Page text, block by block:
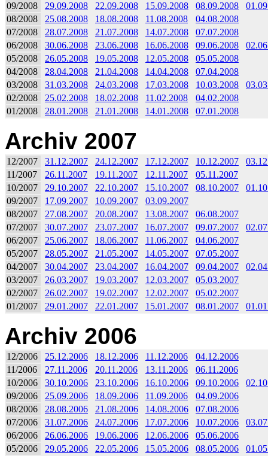
09/2008
29.09.2008 22.09.2008 15.09.2008 08.09.2008
08/2008
25.08.2008 18.08.2008 11.08.2008
04.08.2008
07/2008
28.07.2008 21.07.2008 14.07.2008
07.07.2008
06/2008
30.06.2008 23.06.2008 16.06.2008 09.06.2008
05/2008
26.05.2008 19.05.2008 12.05.2008
05.05.2008
04/2008
28.04.2008 21.04.2008 14.04.2008
07.04.2008
03/2008
31.03.2008 24.03.2008 17.03.2008 10.03.2008
02/2008
25.02.2008 18.02.2008 11.02.2008
04.02.2008
01/2008
28.01.2008 21.01.2008 14.01.2008 07.01.2008
Archiv 2007
12/2007 31.12.2007 24.12.2007 17.12.2007 10.12.2007
11/2007
26.11.2007 19.11.2007 12.11.2007
05.11.2007
10/2007
29.10.2007 22.10.2007 15.10.2007 08.10.2007
09/2007
17.09.2007 10.09.2007
03.09.2007
08/2007
27.08.2007 20.08.2007 13.08.2007
06.08.2007
07/2007
30.07.2007 23.07.2007 16.07.2007 09.07.2007
06/2007
25.06.2007 18.06.2007 11.06.2007
04.06.2007
05/2007
28.05.2007 21.05.2007 14.05.2007
07.05.2007
04/2007
30.04.2007 23.04.2007 16.04.2007 09.04.2007
03/2007
26.03.2007 19.03.2007 12.03.2007
05.03.2007
02/2007
26.02.2007 19.02.2007 12.02.2007
05.02.2007
01/2007
29.01.2007 22.01.2007 15.01.2007 08.01.2007
Archiv 2006
12/2006 25.12.2006 18.12.2006 11.12.2006
04.12.2006
11/2006
27.11.2006 20.11.2006 13.11.2006
06.11.2006
10/2006
30.10.2006 23.10.2006 16.10.2006 09.10.2006
09/2006
25.09.2006 18.09.2006 11.09.2006
04.09.2006
08/2006
28.08.2006 21.08.2006 14.08.2006
07.08.2006
07/2006
31.07.2006 24.07.2006 17.07.2006 10.07.2006
06/2006
26.06.2006 19.06.2006 12.06.2006
05.06.2006
05/2006
29.05.2006 22.05.2006 15.05.2006 08.05.2006